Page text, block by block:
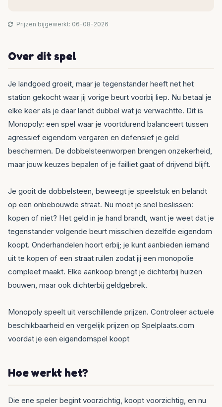
Prijzen bijgewerkt: 06-08-2026
Over dit spel
Je landgoed groeit, maar je tegenstander heeft net het
station gekocht waar jij vorige beurt voorbij liep. Nu betaal je
elke keer als je daar landt dubbel wat je verwachtte. Dit is
Monopoly: een spel waar je voortdurend balanceert tussen
agressief eigendom vergaren en defensief je geld
beschermen. De dobbelsteenworpen brengen onzekerheid,
maar jouw keuzes bepalen of je failliet gaat of drijvend blijft.
Je gooit de dobbelsteen, beweegt je speelstuk en belandt
op een onbebouwde straat. Nu moet je snel beslissen:
kopen of niet? Het geld in je hand brandt, want je weet dat je
tegenstander volgende beurt misschien dezelfde eigendom
koopt. Onderhandelen hoort erbij; je kunt aanbieden iemand
uit te kopen of een straat ruilen zodat jij een monopolie
compleet maakt. Elke aankoop brengt je dichterbij huizen
bouwen, maar ook dichterbij geldgebrek.
Monopoly speelt uit verschillende prijzen. Controleer actuele
beschikbaarheid en vergelijk prijzen op Spelplaats.com
voordat je een eigendomspel koopt
Hoe werkt het?
Die ene speler begint voorzichtig, koopt voorzichtig, en nu